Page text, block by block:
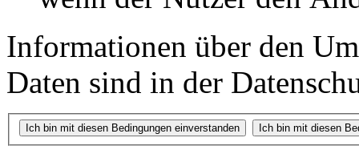
Informationen über den
Daten sind in der